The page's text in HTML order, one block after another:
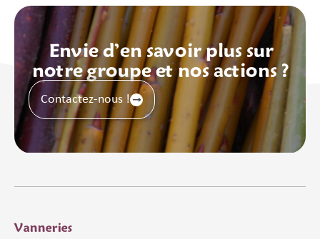
Envie d’en savoir plus sur
notre groupe et nos actions ?
Contactez-nous !
Vanneries